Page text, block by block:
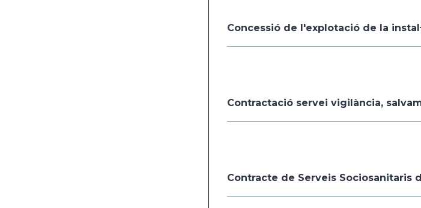
Concessió de l'explotació de la
Contractació servei vigilància,
Contracte de Serveis Sociosanitaris